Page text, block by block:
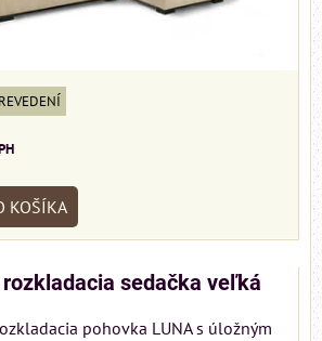
KOŠÍKA
rozkladacia sedačka veľká
pohovka LUNA s úložným